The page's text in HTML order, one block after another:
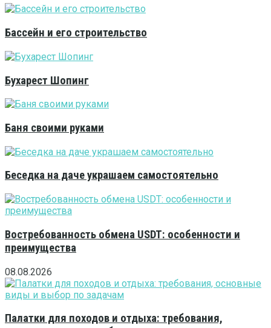
Бассейн и его строительство
Бухарест Шопинг
Баня своими руками
Беседка на даче украшаем самостоятельно
Востребованность обмена USDT: особенности и
преимущества
08.08.2026
Палатки для походов и отдыха: требования,